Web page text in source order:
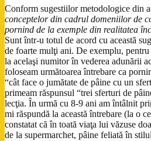
Conform sugestiilor metodologice din
conceptelor din cadrul domeniilor de
pornind de la exemple din realitatea
Sunt într-u totul de acord cu această
de foarte mulţi ani. De exemplu,
la acelaşi numitor în vederea adunării
foloseam următoarea întrebare ca
“cât face o jumătate de pâine cu un
primeam răspunsul “trei sferturi de
lecţia. În urmă cu 8-9 ani am întâlnit
mi răspundă la această întrebare (la o
constatat că în toată viaţa lui văzuse
de la supermarchet, pâine feliată în